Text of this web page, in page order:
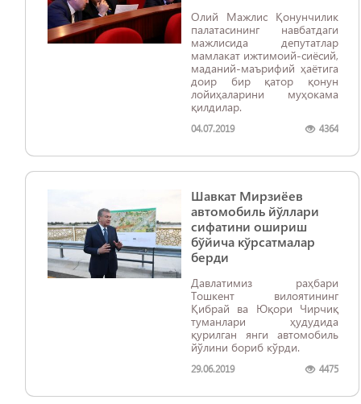
Олий Мажлис Қонунчилик
палатасининг навбатдаги
мажлисида депутатлар
мамлакат ижтимоий-сиёсий,
маданий-маърифий ҳаётига
доир бир қатор қонун
лойиҳаларини муҳокама
қилдилар.
04.07.2019 4364
Шавкат Мирзиёев
автомобиль йўллари
сифатини ошириш
бўйича кўрсатмалар
берди
Давлатимиз раҳбари
Тошкент вилоятининг
Қибрай ва Юқори Чирчиқ
туманлари ҳудудида
қурилган янги автомобиль
йўлини бориб кўрди.
29.06.2019 4475